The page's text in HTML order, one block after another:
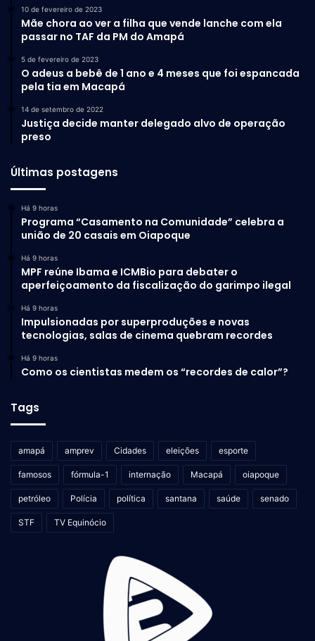
10 de fevereiro de 2023
Mãe chora ao ver a filha que vende lanche com ela
passar no TAF da PM do Amapá
5 de fevereiro de 2023
O adeus a bebê de 1 ano e 4 meses que foi espancada
pela tia em Macapá
14 de setembro de 2022
Justiça decide manter delegado alvo de operação
preso
Últimas postagens
Há 9 horas
Programa “Casamento na Comunidade” celebra a
união de 20 casais em Oiapoque
Há 9 horas
MPF reúne Ibama e ICMBio para debater o
aperfeiçoamento da fiscalização do garimpo ilegal
Há 9 horas
Impulsionadas por superproduções e novas
tecnologias, salas de cinema quebram recordes
Há 9 horas
Como os cientistas medem os “recordes de calor”?
Tags
amapá amprev Cidades eleições esporte
famosos fórmula-1 internação Macapá oiapoque
petróleo Polícia política santana saúde senado
STF TV Equinócio